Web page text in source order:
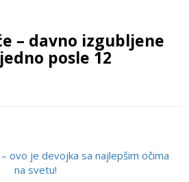
– davno izgubljene
posle 12